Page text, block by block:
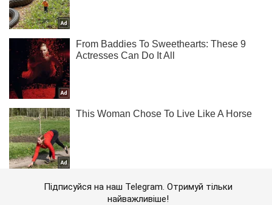
Підписуйся на наш Telegram. Отримуй тільки
найважливіше!